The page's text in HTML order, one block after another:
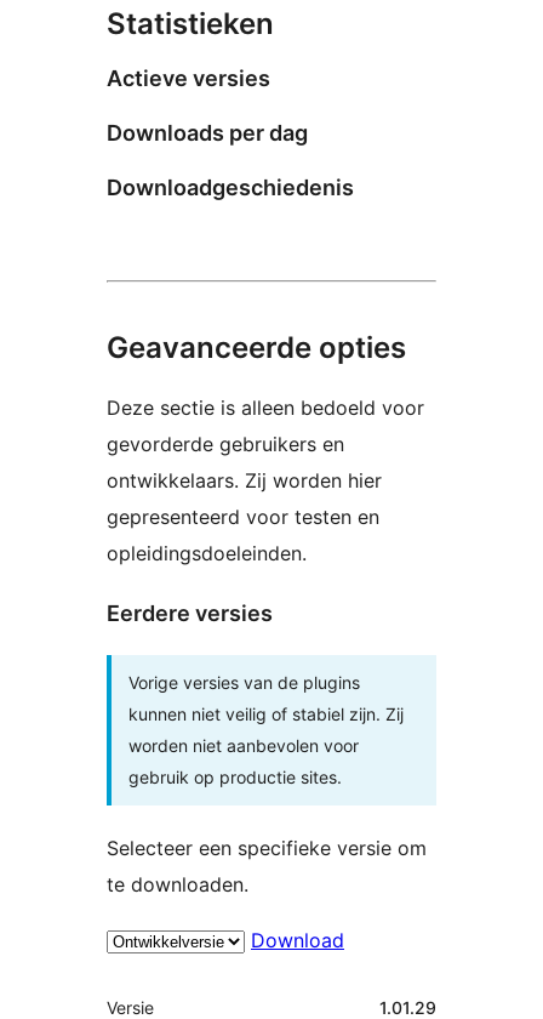
Statistieken
Actieve versies
Downloads per dag
Downloadgeschiedenis
Geavanceerde opties
Deze sectie is alleen bedoeld voor
gevorderde gebruikers en
ontwikkelaars. Zij worden hier
gepresenteerd voor testen en
opleidingsdoeleinden.
Eerdere versies
Vorige versies van de plugins
kunnen niet veilig of stabiel zijn. Zij
worden niet aanbevolen voor
gebruik op productie sites.
Selecteer een specifieke versie om
te downloaden.
Download
Meta
Versie 1.01.29